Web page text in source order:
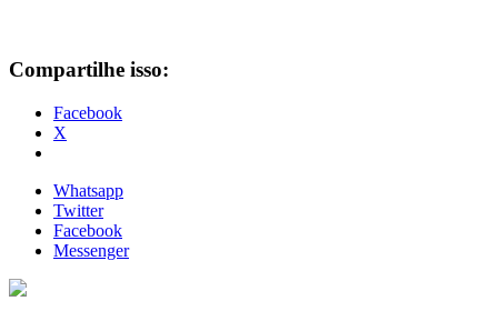
Compartilhe isso:
Facebook
X
Whatsapp
Twitter
Facebook
Messenger